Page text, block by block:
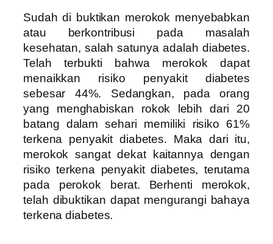
Sudah di buktikan merokok menyebabkan
atau berkontribusi pada masalah
kesehatan, salah satunya adalah diabetes.
Telah terbukti bahwa merokok dapat
menaikkan risiko penyakit diabetes
sebesar 44%. Sedangkan, pada orang
yang menghabiskan rokok lebih dari 20
batang dalam sehari memiliki risiko 61%
terkena penyakit diabetes. Maka dari itu,
merokok sangat dekat kaitannya dengan
risiko terkena penyakit diabetes, terutama
pada perokok berat. Berhenti merokok,
telah dibuktikan dapat mengurangi bahaya
terkena diabetes.